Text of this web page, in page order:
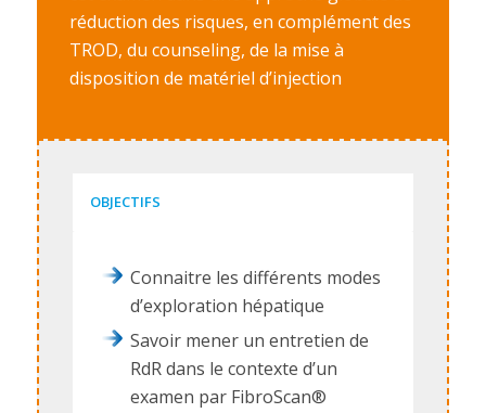
réduction des risques, en complément des
TROD, du counseling, de la mise à
disposition de matériel d’injection
OBJECTIFS
Connaitre les différents modes
d’exploration hépatique
Savoir mener un entretien de
RdR dans le contexte d’un
examen par FibroScan®